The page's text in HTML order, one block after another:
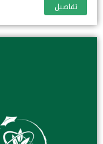
تفاصيل